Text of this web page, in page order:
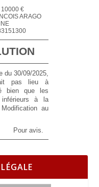
€
ARAGO
du 30/09/2025,
pas lieu à
bien que les
inférieurs à la
au
Pour avis.